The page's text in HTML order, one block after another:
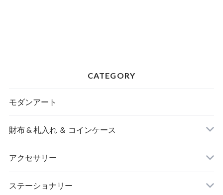
CATEGORY
モダンアート
財布 & 札入れ ＆ コインケース
長財布
アクセサリー
イヤリング＆ピアス
ステーショナリー